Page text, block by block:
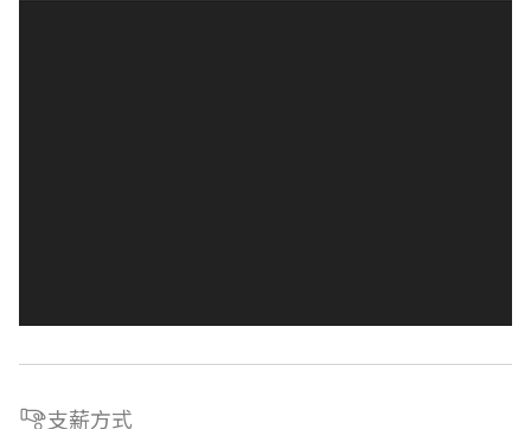
支薪方式